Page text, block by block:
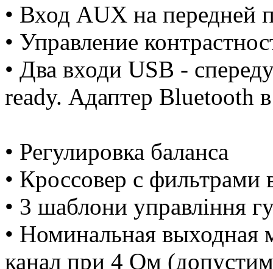
• Вход AUX на передней
• Управление
• Два входи USB -
ready. Адаптер Bluetooth в
• Регулировка баланса
• Кроссовер с фильтрами
• 3 шаблони управління
• Номинальная
канал при 4 Ом